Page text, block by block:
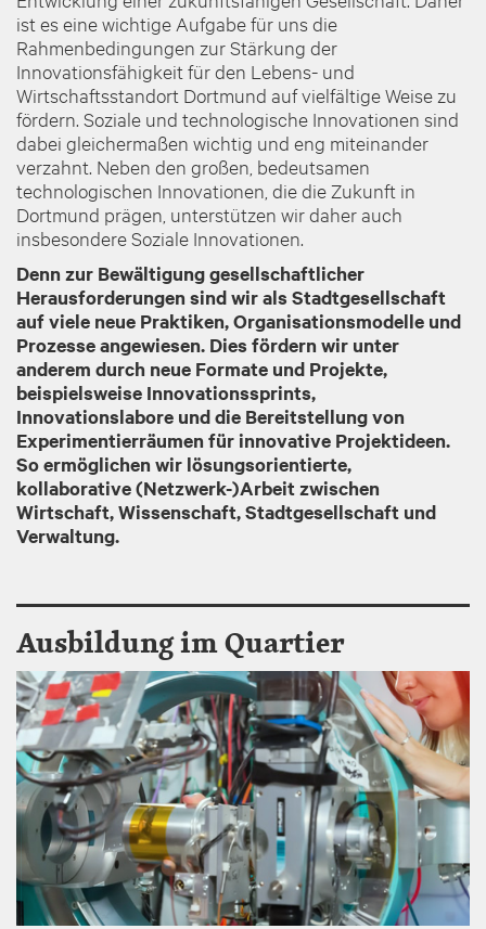
ist es eine wichtige Aufgabe für uns die
Rahmenbedingungen zur Stärkung der
Innovationsfähigkeit für den Lebens- und
Wirtschaftsstandort Dortmund auf vielfältige Weise zu
fördern. Soziale und technologische Innovationen sind
dabei gleichermaßen wichtig und eng miteinander
verzahnt. Neben den großen, bedeutsamen
technologischen Innovationen, die die Zukunft in
Dortmund prägen, unterstützen wir daher auch
insbesondere Soziale Innovationen.
Denn zur Bewältigung gesellschaftlicher
Herausforderungen sind wir als Stadtgesellschaft
auf viele neue Praktiken, Organisationsmodelle und
Prozesse angewiesen. Dies fördern wir unter
anderem durch neue Formate und Projekte,
beispielsweise Innovationssprints,
Innovationslabore und die Bereitstellung von
Experimentierräumen für innovative Projektideen.
So ermöglichen wir lösungsorientierte,
kollaborative (Netzwerk-)Arbeit zwischen
Wirtschaft, Wissenschaft, Stadtgesellschaft und
Verwaltung.
Ausbildung im Quartier
I
m
a
g
e